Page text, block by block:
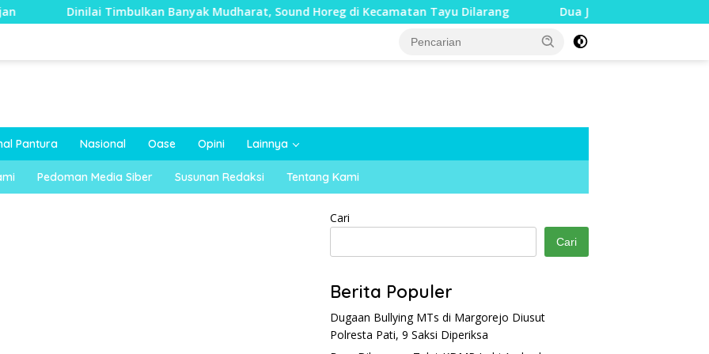
Timbulkan Banyak Mudharat, Sound Horeg di Kecamatan Tayu Dilarang Dua Jari Putus akibat Dugaan Bullying,
Pantura Nasional Oase Opini Lainnya
Pedoman Media Siber Susunan Redaksi Tentang Kami
Cari
Cari
Berita Populer
Dugaan Bullying MTs di Margorejo Diusut
Polresta Pati, 9 Saksi Diperiksa